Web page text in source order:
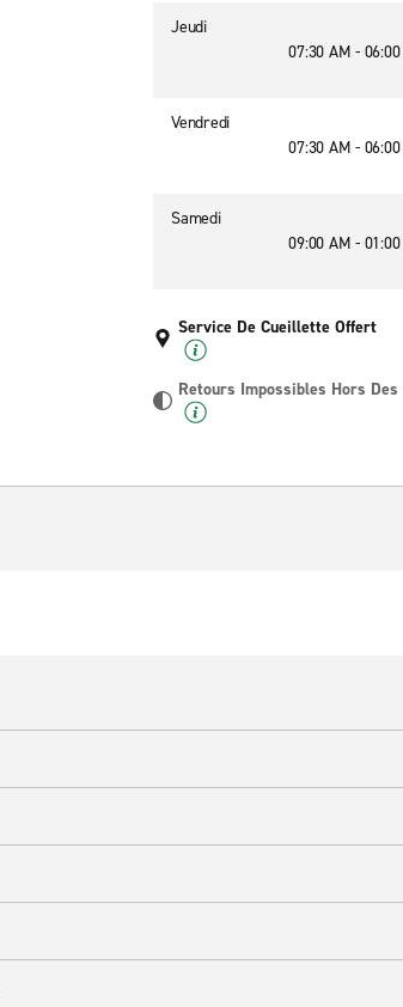
Jeudi
07:30 AM -
Vendredi
07:30 AM -
Samedi
09:00 AM -
Service De Cueillette Offert
Retours Impossibles Hors